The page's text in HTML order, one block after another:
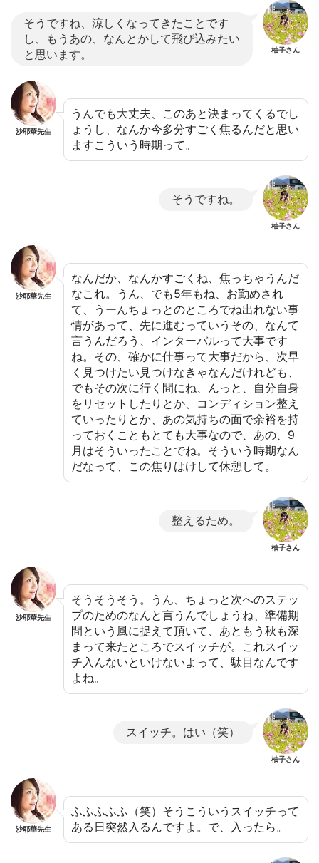
そうですね、涼しくなってきたことです
し、もうあの、なんとかして飛び込みたい
と思います。
柚子さん
沙耶華先生
うんでも大丈夫、このあと決まってくるでし
ょうし、なんか今多分すごく焦るんだと思い
ますこういう時期って。
そうですね。
柚子さん
沙耶華先生
なんだか、なんかすごくね、焦っちゃうんだ
なこれ。うん、でも5年もね、お勤めされ
て、うーんちょっとのところでね出れない事
情があって、先に進むっていうその、なんて
言うんだろう、インターバルって大事です
ね。その、確かに仕事って大事だから、次早
く見つけたい見つけなきゃなんだけれども、
でもその次に行く間にね、んっと、自分自身
をリセットしたりとか、コンディション整え
ていったりとか、あの気持ちの面で余裕を持
っておくこともとても大事なので、あの、9
月はそういったことでね。そういう時期なん
だなって、この焦りはけして休憩して。
整えるため。
柚子さん
沙耶華先生
そうそうそう。うん、ちょっと次へのステッ
プのためのなんと言うんでしょうね、準備期
間という風に捉えて頂いて、あともう秋も深
まって来たところでスイッチが。これスイッ
チ入んないといけないよって、駄目なんです
よね。
スイッチ。はい（笑）
柚子さん
沙耶華先生
ふふふふふ（笑）そうこういうスイッチって
ある日突然入るんですよ。で、入ったら。